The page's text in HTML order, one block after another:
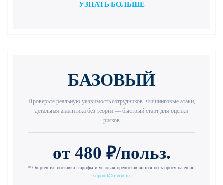
УЗНАТЬ БОЛЬШЕ
БАЗОВЫЙ
Проверьте реальную уязвимость сотрудников. Фишинговые атаки,
детальная аналитика без теории — быстрый старт для оценки
рисков
от 480 ₽/польз.
* On-premise поставка: тарифы и условия предоставляются по запросу на email
support@triooo.ru